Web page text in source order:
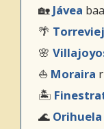
🏡 Jávea
🌴
🌸
⛵ Moraira
🏝️
🌊